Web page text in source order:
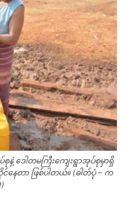
နဲ့ ဒေါတမကြီးကျေးရွာအုပ်စုမှာရှိ
နေတာ ဖြစ်ပါတယ်။ (ဓါတ်ပုံ – က